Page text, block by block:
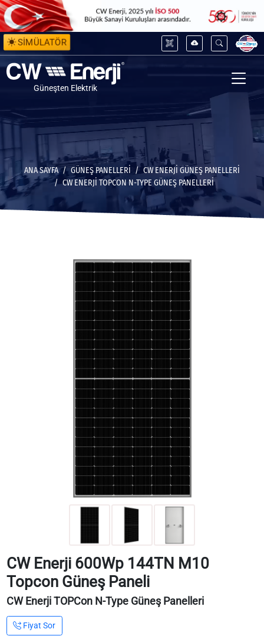
SİMÜLATÖR
Güneşten Elektrik
ANA SAYFA GÜNEŞ PANELLERİ
CW ENERJI GÜNEŞ PANELLERI
CW ENERJI TOPCON N-TYPE GÜNEŞ PANELLERI
CW Enerji 600Wp 144TN M10
Topcon Güneş Paneli
CW Enerji TOPCon N-Type Güneş Panelleri
Fiyat Sor